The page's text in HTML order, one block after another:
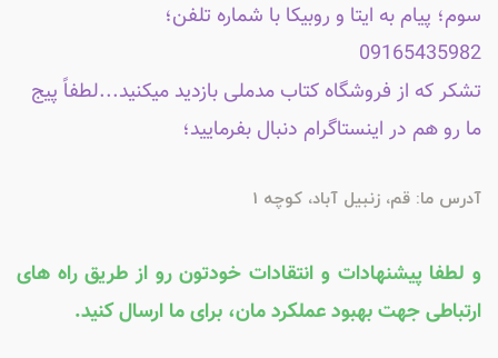
سوم؛ پیام به ایتا و روبیکا با شماره تلفن؛
09165435982
تشکر که از فروشگاه کتاب مدملی بازدید میکنید...لطفاً پیج
ما رو هم در اینستاگرام دنبال بفرمایید؛
آدرس ما: قم، زنبیل آباد، کوچه 1
و لطفا پیشنهادات و انتقادات خودتون رو از طریق راه های
ارتباطی جهت بهبود عملکرد مان، برای ما ارسال کنید.